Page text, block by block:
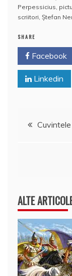
k
a
z
Perpessicius,
scriitori, Ștefan
SHARE
Facebook
Linkedin
Navigare
ALTE